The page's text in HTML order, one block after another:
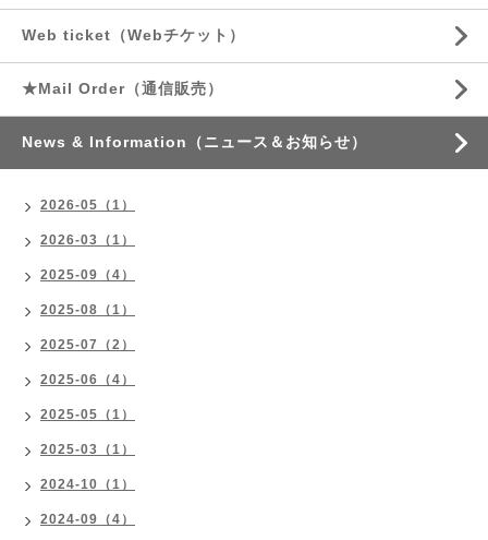
Web ticket（Webチケット）
★Mail Order（通信販売）
News & Information（ニュース＆お知らせ）
2026-05（1）
2026-03（1）
2025-09（4）
2025-08（1）
2025-07（2）
2025-06（4）
2025-05（1）
2025-03（1）
2024-10（1）
2024-09（4）